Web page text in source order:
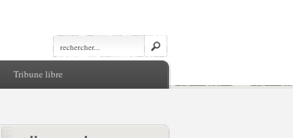
Tribune libre